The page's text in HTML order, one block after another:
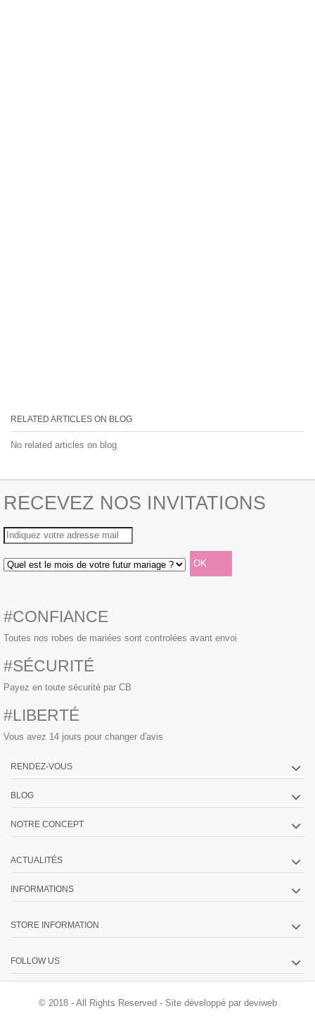
RELATED ARTICLES ON BLOG
No related articles on blog
RECEVEZ NOS INVITATIONS
#CONFIANCE
Toutes nos robes de mariées sont controlées avant envoi
#SÉCURITÉ
Payez en toute sécurité par CB
#LIBERTÉ
Vous avez 14 jours pour changer d'avis
RENDEZ-VOUS
BLOG
NOTRE CONCEPT
ACTUALITÉS
INFORMATIONS
STORE INFORMATION
FOLLOW US
© 2018 - All Rights Reserved - Site développé par deviweb